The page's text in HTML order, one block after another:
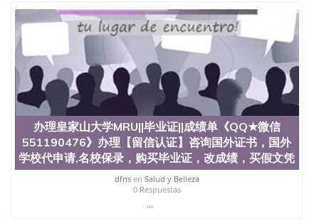
551190476国外本科毕业证怎么办理551190476国外
大学文凭可以打工作吗551190476怎么办理 外假毕业
证551190476哪里可以制作美国毕业证551190476哪
里可以办理澳洲毕业证551190476留学生在哪里可以
买假毕业证551190476哪里可以办理加拿大毕业证
551190476申请学校办理假的毕业证成绩单可以吗
551190476哪里可以办理水印成绩单551190476哪里
可以修改成绩单GPA分数551190476假毕业证能查出
来吗551190476假文凭网上能查到吗551190476 如何
拿到国外毕业证QQ微信551190476办假大学毕业证
QQ微信551190476国外毕业证去哪认证QQ微信
551190476找毕业证封皮QQ微信551190476国外毕业
证外壳定制QQ微信551190476快速代办国外毕业证
QQ微信551190476快速拿到国外文凭QQ微信
551190476国外留学文凭认证QQ微信551190476国外
文凭回国认证QQ微信551190476泰国文凭办理QQ微
办理皇家山大学MRU||毕业证||成绩单《QQ★微信
551190476》办理【留信认证】咨询国外证书，国外
学校代申请,名校保录，购买毕业证，改成绩，买假文凭
dfnsen Salud y Belleza
0 Respuestas
...